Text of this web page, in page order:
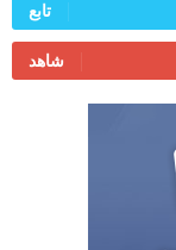
تابع
شاهد